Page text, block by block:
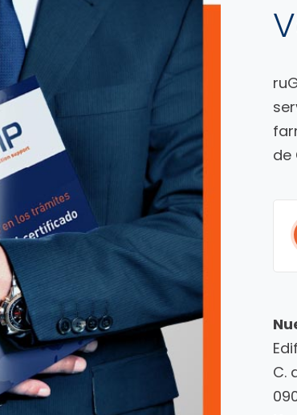
de
C.